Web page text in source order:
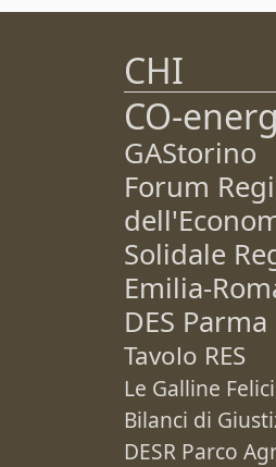
CHI
CO-
GAStorino
Forum
Solidale
Emilia-
DES Parma
Tavolo RES
Le Galline Felici
Bilanci di
DESR Parco